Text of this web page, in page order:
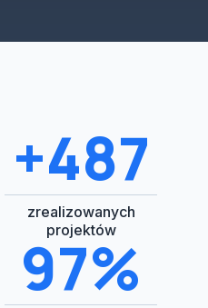
+500
zrealizowanych
projektów
100%